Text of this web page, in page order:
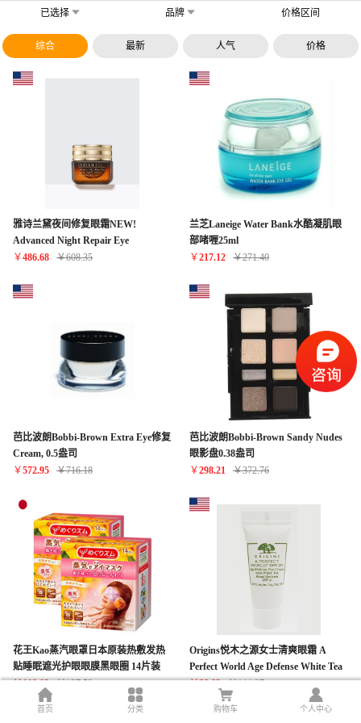
已选择 品牌 价格区间
综合 最新 人气 价格
雅诗兰黛夜间修复眼霜NEW!
Advanced Night Repair Eye
Supercharged Complex
￥486.68 ￥608.35
兰芝Laneige Water Bank水酷凝肌眼
部啫喱25ml
￥217.12 ￥271.40
芭比波朗Bobbi-Brown Extra Eye修复
Cream, 0.5盎司
￥572.95 ￥716.18
芭比波朗Bobbi-Brown Sandy Nudes
眼影盘0.38盎司
￥298.21 ￥372.76
花王Kao蒸汽眼罩日本原装热敷发热
贴睡眠遮光护眼眼膜黑眼圈 14片装
￥110.02 ￥137.52
Origins悦木之源女士清爽眼霜 A
Perfect World Age Defense White Tea
Eye Cream SPF 20 Travel Size 0.17 oz
￥89.02 ￥111.27
首页 分类 购物车 个人中心